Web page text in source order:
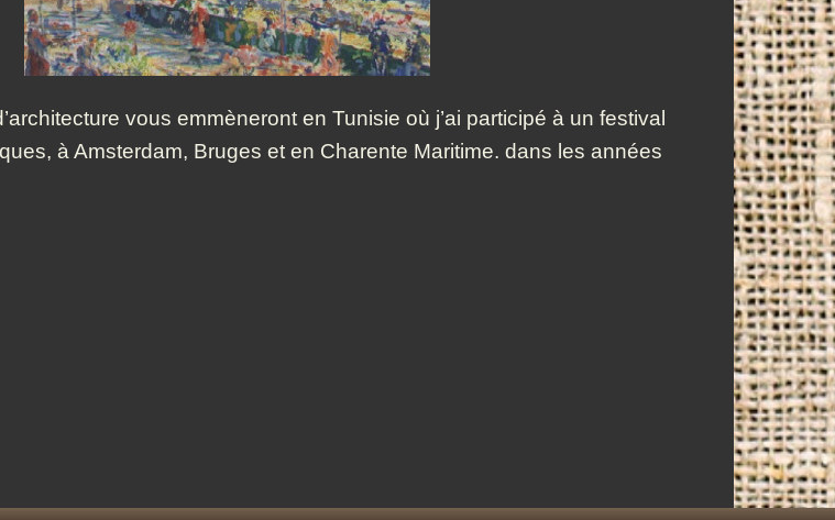
vous emmèneront en Tunisie où j’ai participé à un festival
à Amsterdam, Bruges et en Charente Maritime. dans les années